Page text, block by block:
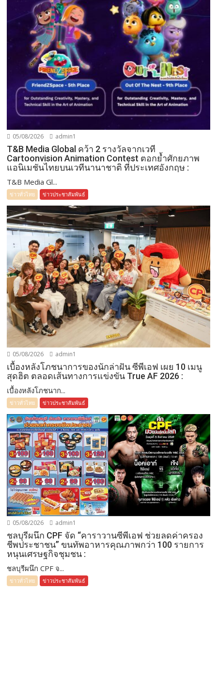
05/08/2026 admin1
T&B Media Global คว้า 2 รางวัลจากเวที
Cartoonvision Animation Contest ตอกย้ำศักยภาพ
แอนิเมชันไทยบนเวทีนานาชาติ ที่ประเทศอังกฤษ :
T&B Media Gl...
ข่าวทั่วไทย ข่าวประชาสัมพันธ์
05/08/2026 admin1
เบื้องหลังโภชนาการของนักล่าฝัน ซีพีเอฟ เผย 10 เมนู
สุดฮิต ตลอดเส้นทางการแข่งขัน True AF 2026 :
เบื้องหลังโภชนาก...
ข่าวทั่วไทย ข่าวประชาสัมพันธ์
05/08/2026 admin1
ชลบุรีผนึก CPF จัด “คาราวานซีพีเอฟ ช่วยลดค่าครอง
ชีพประชาชน” ขนทัพอาหารคุณภาพกว่า 100 รายการ
หนุนเศรษฐกิจชุมชน :
ชลบุรีผนึก CPF จ...
ข่าวทั่วไทย ข่าวประชาสัมพันธ์